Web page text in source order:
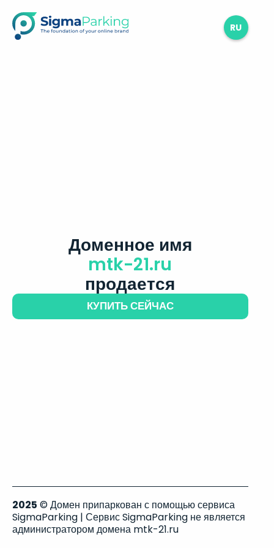
RU
Доменное имя
mtk-21.ru
продается
КУПИТЬ СЕЙЧАС
2025 © Домен припаркован с помощью сервиса
SigmaParking | Сервис SigmaParking не является
администратором домена mtk-21.ru